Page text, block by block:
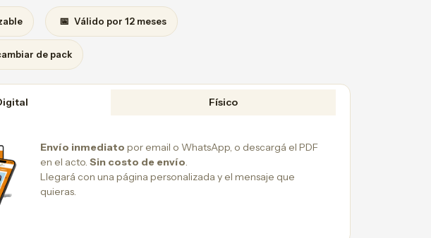
📅 Válido por 12 meses
de pack
Físico
Envío inmediato por email o WhatsApp, o descargá el PDF
en el acto. Sin costo de envío
Llegará con una página personalizada y el mensaje que
quieras.